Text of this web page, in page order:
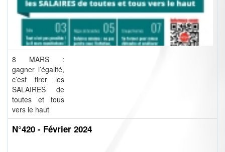
8 MARS :
gagner l’égalité,
c’est tirer les
SALAIRES de
toutes et tous
vers le haut
N°420 - Février 2024